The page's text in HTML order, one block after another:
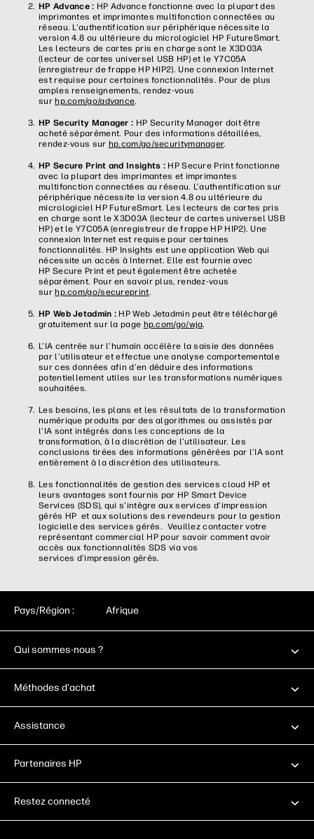
HP Advance : HP Advance fonctionne avec la plupart des
imprimantes et imprimantes multifonction connectées au
réseau. L’authentification sur périphérique nécessite la
version 4.8 ou ultérieure du micrologiciel HP FutureSmart.
Les lecteurs de cartes pris en charge sont le X3D03A
(lecteur de cartes universel USB HP) et le Y7C05A
(enregistreur de frappe HP HIP2). Une connexion Internet
est requise pour certaines fonctionnalités. Pour de plus
amples renseignements, rendez-vous
surhp.com/go/advance.
HP Security Manager : HP Security Manager doit être
acheté séparément. Pour des informations détaillées,
rendez-vous sur hp.com/go/securitymanager.
HP Secure Print and Insights : HP Secure Print fonctionne
avec la plupart des imprimantes et imprimantes
multifonction connectées au réseau. L’authentification sur
périphérique nécessite la version 4.8 ou ultérieure du
micrologiciel HP FutureSmart. Les lecteurs de cartes pris
en charge sont le X3D03A (lecteur de cartes universel USB
HP) et le Y7C05A (enregistreur de frappe HP HIP2). Une
connexion Internet est requise pour certaines
fonctionnalités. HP Insights est une application Web qui
nécessite un accès à Internet. Elle est fournie avec
HP Secure Print et peut également être achetée
séparément. Pour en savoir plus, rendez-vous
surhp.com/go/secureprint.
HP Web Jetadmin : HP Web Jetadmin peut être téléchargé
gratuitement sur la page hp.com/go/wja.
L’IA centrée sur l’humain accélère la saisie des données
par l’utilisateur et effectue une analyse comportementale
sur ces données afin d’en déduire des informations
potentiellement utiles sur les transformations numériques
souhaitées.
Les besoins, les plans et les résultats de la transformation
numérique produits par des algorithmes ou assistés par
l’IA sont intégrés dans les conceptions de la
transformation, à la discrétion de l’utilisateur. Les
conclusions tirées des informations générées par l’IA sont
entièrement à la discrétion des utilisateurs.
Les fonctionnalités de gestion des services cloud HP et
leurs avantages sont fournis par HP Smart Device
Services (SDS), qui s’intègre aux services d’impression
gérés HP et aux solutions des revendeurs pour la gestion
logicielle des services gérés. Veuillez contacter votre
représentant commercial HP pour savoir comment avoir
accès aux fonctionnalités SDS via vos
services d’impression gérés.​
Pays/Région : Afrique
Qui sommes-nous ?
Méthodes d'achat
Assistance
Partenaires HP
Restez connecté